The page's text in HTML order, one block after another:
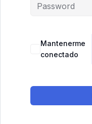
Mantenerme
conectado